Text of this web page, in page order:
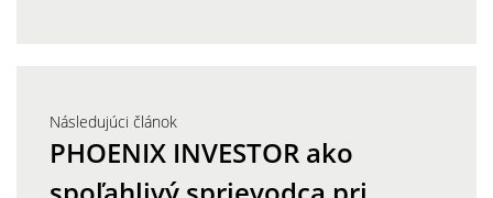
Následujúci článok
PHOENIX INVESTOR ako